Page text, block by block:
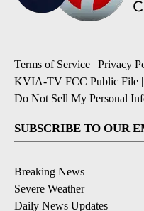
Terms of Service | Privacy
KVIA-TV FCC Public File |
Do Not Sell My Personal
SUBSCRIBE TO OUR
Breaking News
Severe Weather
Daily News Updates